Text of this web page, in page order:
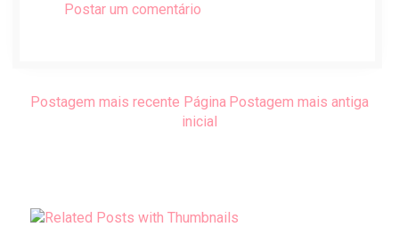
Postar um comentário
Postagem mais recente Postagem mais antiga
Página
inicial